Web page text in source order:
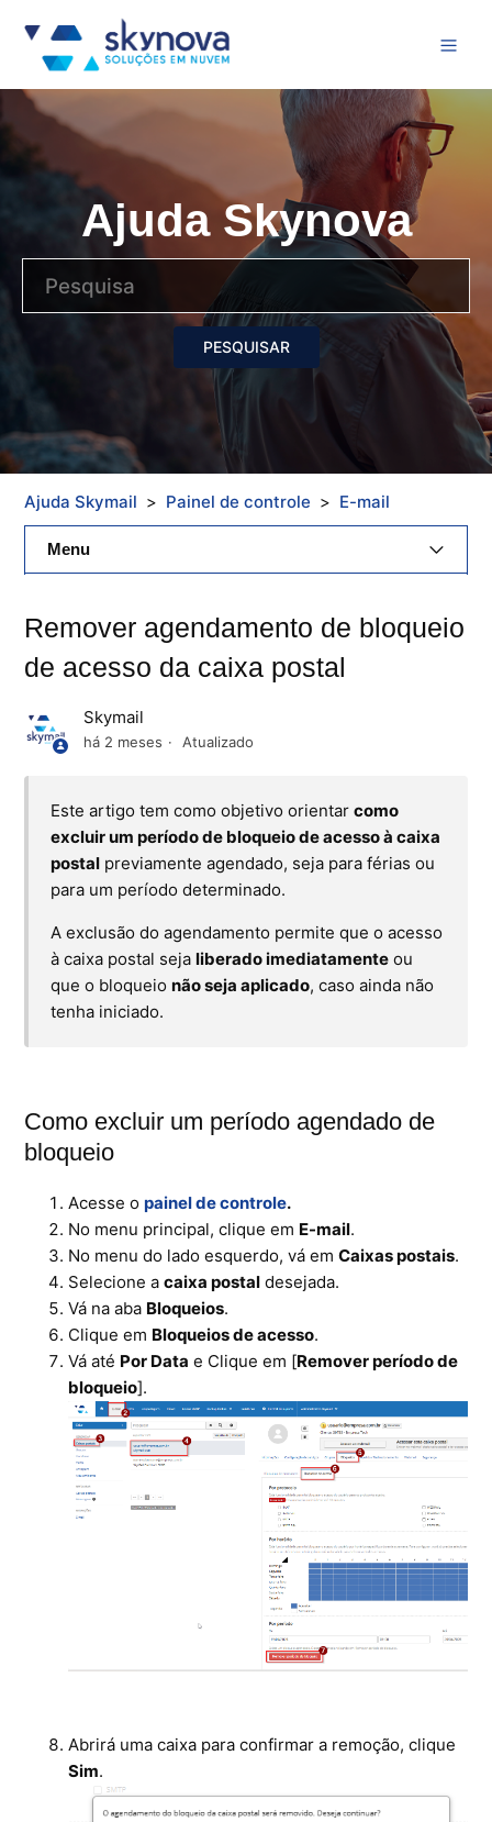
Ajuda Skynova
Ajuda Skymail Painel de controle E-mail
Menu
Painel De Controle
Backup
Skybox
Microsoft 365
Ferramentas
Skymail Talk
Interno - Cloud Interno
Interno - CloudStack
Interno - Procedimentos Internos
Interno - Skybox
Interno - Veeam
Equipe Ativação
Microsoft SQL Server
Remover agendamento de bloqueio
de acesso da caixa postal
Skymail
há 2 meses Atualizado
Este artigo tem como objetivo orientarcomo
excluir um período de bloqueio de acesso à caixa
postal previamente agendado, seja para férias ou
para um período determinado.
A exclusão do agendamento permite que o acesso
à caixa postal sejaliberado imediatamente ou
que o bloqueionão seja aplicado, caso ainda não
tenha iniciado.
Como excluir um período agendado de
bloqueio
Acesse opainel de controle.
No menu principal, clique em E-mail.
No menu do lado esquerdo, vá emCaixas postais.
Selecione acaixa postal desejada.
Vá na aba Bloqueios.
Clique em Bloqueios de acesso.
Vá até Por Data e Clique em [Remover período de
bloqueio].
Abrirá uma caixa para confirmar a remoção, clique
Sim.